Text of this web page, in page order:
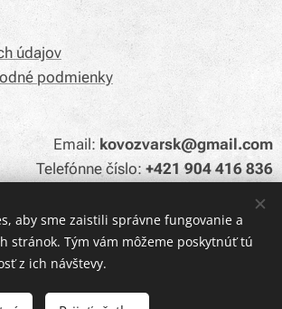
údajov
podmienky
Email: kovozvarsk@gmail.com
Telefónne číslo:+421 904 416 836
Cookies
aby sme zaistili správne fungovanie a
stránok. Tým vám môžeme poskytnúť tú
z ich návštevy.